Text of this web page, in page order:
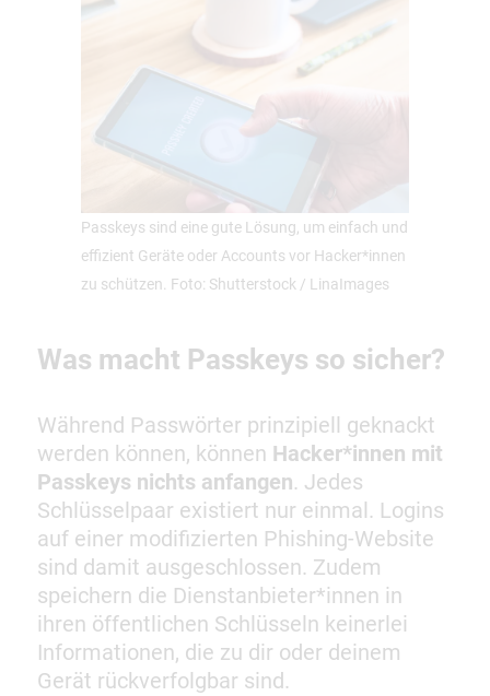
Passkeys sind eine gute Lösung, um einfach und
effizient Geräte oder Accounts vor Hacker*innen
zu schützen. Foto: Shutterstock / LinaImages
Was macht Passkeys so sicher?
Während Passwörter prinzipiell geknackt
werden können, können Hacker*innen mit
Passkeys nichts anfangen. Jedes
Schlüsselpaar existiert nur einmal. Logins
auf einer modifizierten Phishing-Website
sind damit ausgeschlossen. Zudem
speichern die Dienstanbieter*innen in
ihren öffentlichen Schlüsseln keinerlei
Informationen, die zu dir oder deinem
Gerät rückverfolgbar sind.